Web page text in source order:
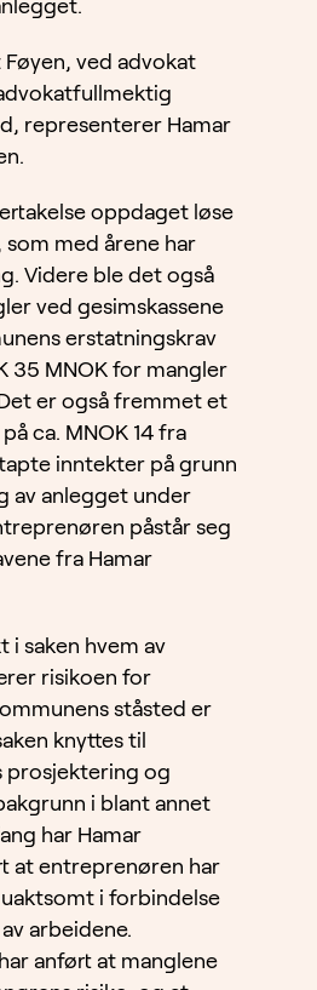
ved advokat
representerer Hamar
oppdaget løse
med årene har
Videre ble det også
ved gesimskassene
erstatningskrav
35 MNOK for mangler
er også fremmet et
ca. MNOK 14 fra
inntekter på grunn
av anlegget under
påstår seg
fra Hamar
i saken hvem av
risikoen for
ståsted er
knyttes til
prosjektering og
i blant annet
har Hamar
at entreprenøren har
i forbindelse
arbeidene.
anført at manglene